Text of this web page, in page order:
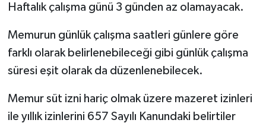
Haftalık çalışma günü 3 günden az olamayacak.
Memurun günlük çalışma saatleri günlere göre
farklı olarak belirlenebileceği gibi günlük çalışma
süresi eşit olarak da düzenlenebilecek.
Memur süt izni hariç olmak üzere mazeret izinleri
ile yıllık izinlerini 657 Sayılı Kanundaki belirtiler